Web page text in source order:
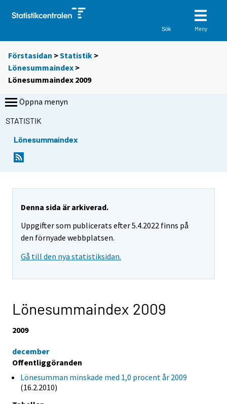
Sök Meny
Förstasidan >Statistik >
Lönesummaindex >
Lönesummaindex 2009
Öppna menyn
STATISTIK
Lönesummaindex
Denna sida är arkiverad.
Uppgifter som publicerats efter 5.4.2022 finns på
den förnyade webbplatsen.
Gå till den nya statistiksidan.
Lönesummaindex 2009
2009
december
Offentliggöranden
Lönesumman minskade med 1,0 procent år 2009
(16.2.2010)